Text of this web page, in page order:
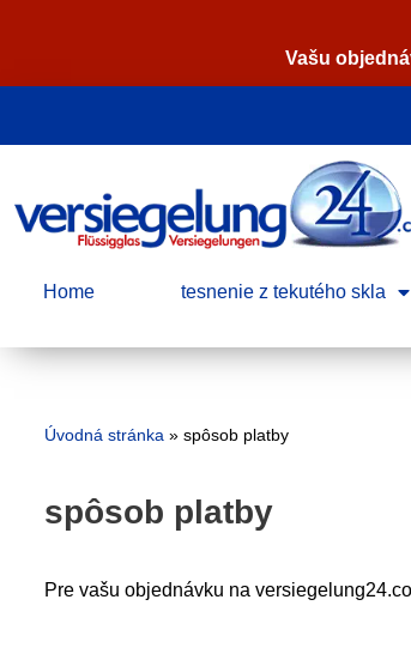
Vašu
Home tesnenie z tekutého skla
Úvodná stránka » spôsob platby
spôsob platby
Pre vašu objednávku na